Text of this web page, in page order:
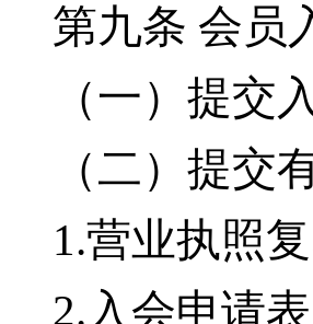
第九条 会员
（一）提交
（二）提交
1.营业执照复
2.入会申请表